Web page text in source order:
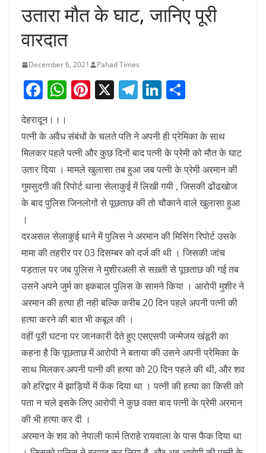
उतारा मौत के घाट, जानिए पूरी
वारदात
December 6, 2021 Pahad Times
F
c
e
b
o
o
W
at
s
A
p
p
Pi
er
e
st
X T
e
gr
a
m
Li
k
e
dI
n
ar
e
देहरादून।।।
पत्नी के अवैध संबंधों के चलते पति ने अपनी ही प्रेमिका के साथ
मिलकर पहले पत्नी और कुछ दिनों बाद पत्नी के प्रेमी को मौत के घाट
उतार दिया । मामले खुलासा तब हुआ जब पत्नी के प्रेमी अरमान की
गुमसुदगी की रिपोर्ट थाना सेलाकुई में लिखी गयी , जिसकी ढोंढखोज
के बाद पुलिस जिनलोगों से पूछताछ की तो चौकाने वाले खुलासा हुआ
।
दरअसल सेलाकुई थाने में पुलिस ने अरमान की मिसिंग रिपोर्ट उसके
मामा की तहरीर पर 03 दिसम्बर को दर्ज की थी । जिसकी जांच
पड़ताल पर जब पुलिस ने मुशीरअली से सख़्ती से पूछताछ की गई तब
उसने अपने जुर्म का इकबाल पुलिस के सामने किया । आरोपी मुशीर ने
अरमान की हत्या ही नही बल्कि करीब 20 दिन पहले अपनी पत्नी की
हत्या करने की बात भी कबूल की ।
वहीं पूरी घटना पर जानकारी देते हुए एसएसपी जन्मेजय खंडूरी का
कहना है कि पूछताछ में आरोपी ने बताया की उसने अपनी प्रेमिका के
साथ मिलकर अपनी पत्नी की हत्या को 20 दिन पहले की थी, और शव
को हरिद्वार में झाड़ियों में फेंक दिया था । पत्नी की हत्या का किसी को
पता न चले इसके लिए आरोपी ने कुछ वक्त बाद पत्नी के प्रेमी अरमान
की भी हत्या कर दी ।
अरमान के शव को नेपाली फार्म तिराहे रायवाला के पास फैक दिया था